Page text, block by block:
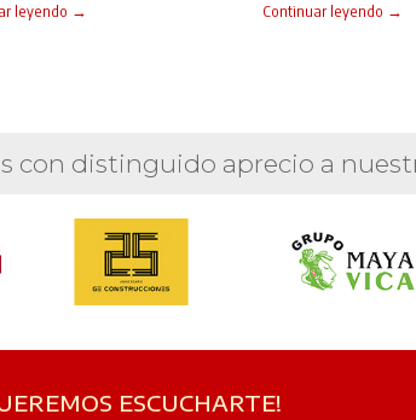
leyendo →
Continuar leyendo →
con distinguido aprecio a
ESCUCHARTE!